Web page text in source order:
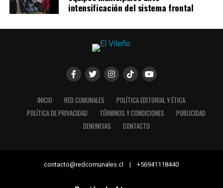
intensificación del sistema frontal
INICIO RED COMUNALES
POLÍTICA EDITORIAL Y ÉTICA
POLÍTICA DE PRIVACIDAD
TÉRMINOS Y CONDICIONES
PUBLICIDAD
DENUNCIAS
CONTACTO
contacto@redcomunales.cl | +56941118440